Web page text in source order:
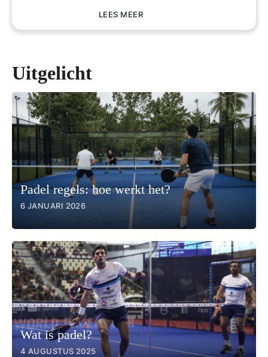
LEES MEER
Uitgelicht
Padel regels: hoe werkt het?
6 JANUARI 2026
Wat is padel?
4 AUGUSTUS 2025